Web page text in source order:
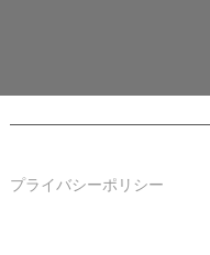
プライバシーポリシー